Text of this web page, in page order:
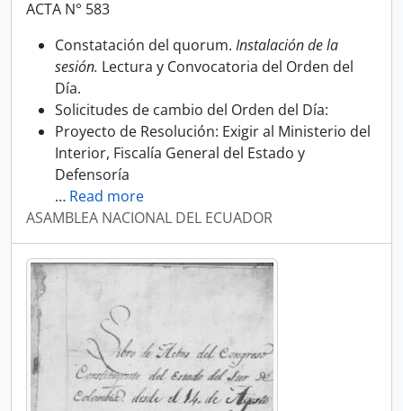
ACTA N° 583
Constatación del quorum. Instalación de la
sesión. Lectura y Convocatoria del Orden del
Día.
Solicitudes de cambio del Orden del Día:
Proyecto de Resolución: Exigir al Ministerio del
Interior, Fiscalía General del Estado y
Defensoría
… Read more
ASAMBLEA NACIONAL DEL ECUADOR